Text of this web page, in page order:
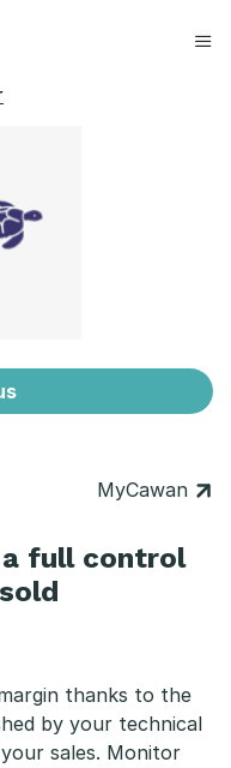
MyCawan
full control
thanks to the
by your technical
sales. Monitor